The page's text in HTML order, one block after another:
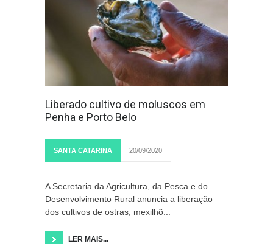
Liberado cultivo de moluscos em
Penha e Porto Belo
SANTA CATARINA 20/09/2020
A Secretaria da Agricultura, da Pesca e do
Desenvolvimento Rural anuncia a liberação
dos cultivos de ostras, mexilhõ...
LER MAIS...